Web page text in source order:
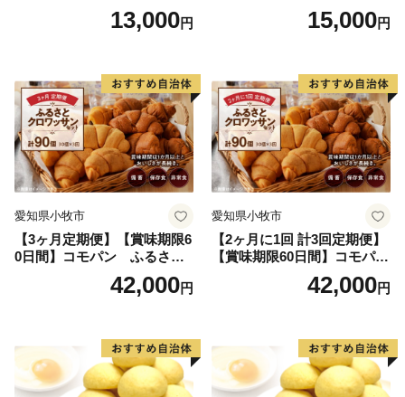
個入り)／災害用備蓄 保存食
非常食 防災グッズにも
13,000円 15,000円
愛知県小牧市
【3ヶ月定期便】【賞味期限6
0日間】コモパン ふるさと
クロワッサンセット（計90
個）／災害用備蓄 保存食 非
42,000円
愛知県小牧市
【2ヶ月に1回 計3回定期便】
【賞味期限60日間】コモパ
ン ふるさとクロワッサンセ
ット（計90個）／災害用備蓄
42,000円